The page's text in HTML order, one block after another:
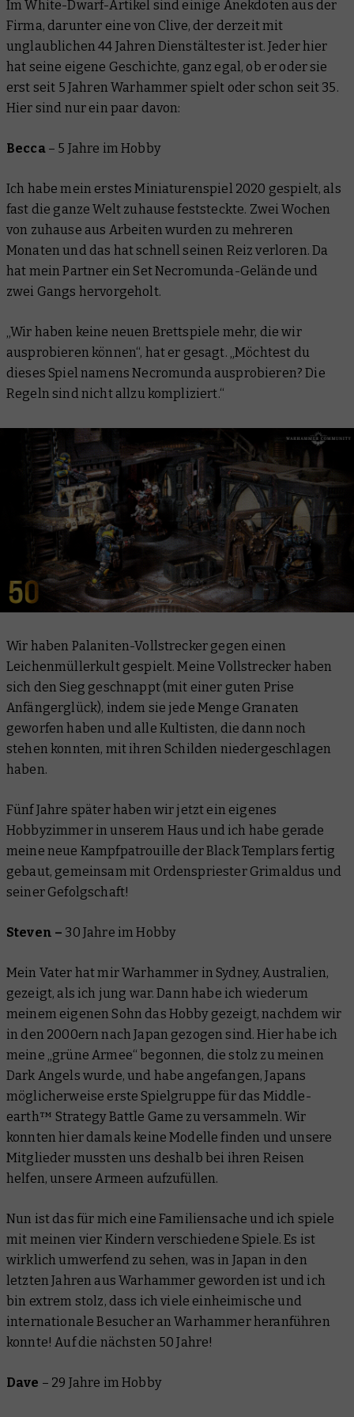
Im White-Dwarf-Artikel sind einige Anekdoten aus der
Firma, darunter eine von Clive, der derzeit mit
unglaublichen 44 Jahren Dienstältester ist. Jeder hier
hat seine eigene Geschichte, ganz egal, ob er oder sie
erst seit 5 Jahren Warhammer spielt oder schon seit 35.
Hier sind nur ein paar davon:
Becca– 5 Jahre im Hobby
Ich habe mein erstes Miniaturenspiel 2020 gespielt, als
fast die ganze Welt zuhause feststeckte. Zwei Wochen
von zuhause aus Arbeiten wurden zu mehreren
Monaten und das hat schnell seinen Reiz verloren. Da
hat mein Partner ein Set Necromunda-Gelände und
zwei Gangs hervorgeholt.
„Wir haben keine neuen Brettspiele mehr, die wir
ausprobieren können“, hat er gesagt. „Möchtest du
dieses Spiel namens Necromunda ausprobieren? Die
Regeln sind nicht allzu kompliziert.“
Wir haben Palaniten-Vollstrecker gegen einen
Leichenmüllerkult gespielt. Meine Vollstrecker haben
sich den Sieg geschnappt (mit einer guten Prise
Anfängerglück), indem sie jede Menge Granaten
geworfen haben und alle Kultisten, die dann noch
stehen konnten, mit ihren Schilden niedergeschlagen
haben.
Fünf Jahre später haben wir jetzt ein eigenes
Hobbyzimmer in unserem Haus und ich habe gerade
meine neue Kampfpatrouille der Black Templars fertig
gebaut, gemeinsam mit Ordenspriester Grimaldus und
seiner Gefolgschaft!
Steven – 30 Jahre im Hobby
Mein Vater hat mir Warhammer in Sydney, Australien,
gezeigt, als ich jung war. Dann habe ich wiederum
meinem eigenen Sohn das Hobby gezeigt, nachdem wir
in den 2000ern nach Japan gezogen sind. Hier habe ich
meine „grüne Armee“ begonnen, die stolz zu meinen
Dark Angels wurde, und habe angefangen, Japans
möglicherweise erste Spielgruppe für das Middle-
earth™ Strategy Battle Game zu versammeln. Wir
konnten hier damals keine Modelle finden und unsere
Mitglieder mussten uns deshalb bei ihren Reisen
helfen, unsere Armeen aufzufüllen.
Nun ist das für mich eine Familiensache und ich spiele
mit meinen vier Kindern verschiedene Spiele. Es ist
wirklich umwerfend zu sehen, was in Japan in den
letzten Jahren aus Warhammer geworden ist und ich
bin extrem stolz, dass ich viele einheimische und
internationale Besucher an Warhammer heranführen
konnte! Auf die nächsten 50 Jahre!
Dave – 29 Jahre im Hobby